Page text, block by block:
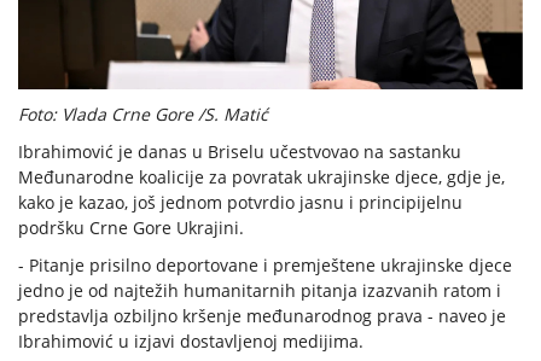
Foto: Vlada Crne Gore /S. Matić
Ibrahimović je danas u Briselu učestvovao na sastanku
Međunarodne koalicije za povratak ukrajinske djece, gdje je,
kako je kazao, još jednom potvrdio jasnu i principijelnu
podršku Crne Gore Ukrajini.
- Pitanje prisilno deportovane i premještene ukrajinske djece
jedno je od najtežih humanitarnih pitanja izazvanih ratom i
predstavlja ozbiljno kršenje međunarodnog prava - naveo je
Ibrahimović u izjavi dostavljenoj medijima.